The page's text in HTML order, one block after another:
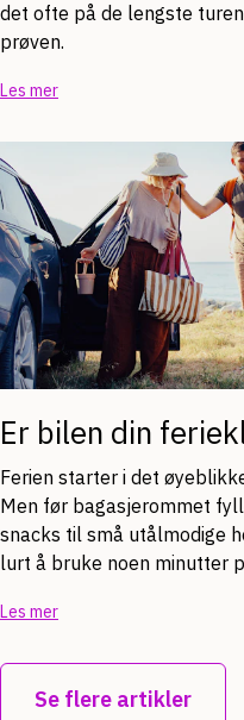
det ofte på de lengste
prøven.
Les mer
Er bilen din
Ferien starter i det
Men før bagasjerommet
snacks til små utålmodige
lurt å bruke noen minutter
Les mer
Se flere artikler